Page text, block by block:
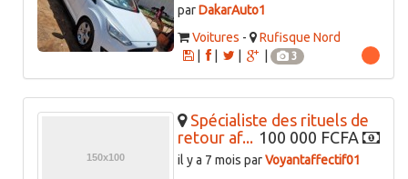
parDakarAuto1
Voitures -
Rufisque Nord
|
3
Spécialiste des rituels de
retour af... 100 000 FCFA
il y a 7 mois parVoyantaffectif01